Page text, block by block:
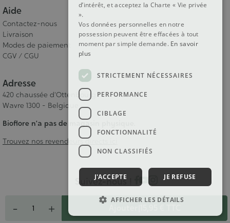
- +
Aide
Contactez-nous
Livraison
Modes de paiement
CGV / CGU
Adresse
420 chaussée d'Ottenbourg
Wavre 1300 - Belgique
Bioflore n’a pas de magasin physique.
Trouvez nos revendeurs directs ici
Suivez-nous !
d’intérêt, et acceptez la Charte « Vie privée
».
Vos données personnelles en notre
possession peuvent être effacées à tout
moment par simple demande. En savoir
plus
STRICTEMENT NÉCESSAIRES
PERFORMANCE
CIBLAGE
FONCTIONNALITÉ
NON CLASSIFIÉS
J'ACCEPTE JE REFUSE
AFFICHER LES DÉTAILS